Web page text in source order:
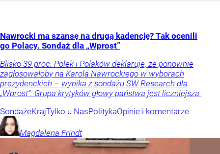
Nawrocki ma szansę na drugą kadencję? Tak ocenili
go Polacy. Sondaż dla „Wprost”
Blisko 39 proc. Polek i Polaków deklaruje, że ponownie
zagłosowałoby na Karola Nawrockiego w wyborach
prezydenckich – wynika z sondażu SW Research dla
„Wprost”. Grupa krytyków głowy państwa jest liczniejsza.
SondażeKrajTylko u NasPolitykaOpinie i komentarze
Magdalena Frindt